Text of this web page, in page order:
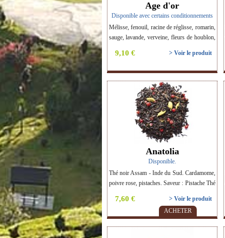
Age d'or
Disponible avec certains conditionnements
Mélisse, fenouil, racine de réglisse, romarin,
sauge, lavande, verveine, fleurs de houblon,
9,10 € > Voir le produit
Anatolia
Disponible.
Thé noir Assam - Inde du Sud. Cardamome,
poivre rose, pistaches. Saveur : Pistache Thé
7,60 €
> Voir le produit
ACHETER